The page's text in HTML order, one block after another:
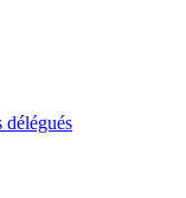
délégués